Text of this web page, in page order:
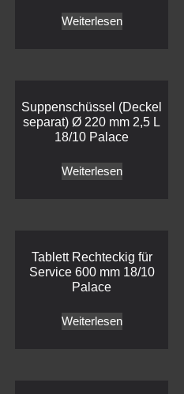
Weiterlesen
Suppenschüssel (Deckel
separat) Ø 220 mm 2,5 L
18/10 Palace
Weiterlesen
Tablett Rechteckig für
Service 600 mm 18/10
Palace
Weiterlesen